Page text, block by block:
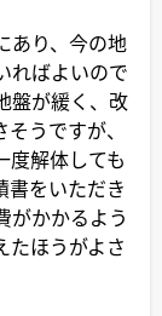
あり、今の地
ればよいので
盤が緩く、改
うですが、
度解体しても
書をいただき
がかかるよう
たほうがよさ